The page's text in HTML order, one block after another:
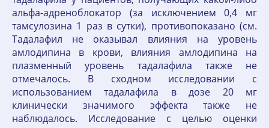
альфа-адреноблокатор (за исключением 0,4 мг
тамсулозина 1 раз в сутки), противопоказано (см.
Тадалафил не оказывал влияния на уровень
амлодипина в крови, влияния амлодипина на
плазменный уровень тадалафила также не
отмечалось. В сходном исследовании с
использованием тадалафила в дозе 20 мг
клинически значимого эффекта также не
наблюдалось. Исследование с целью оценки